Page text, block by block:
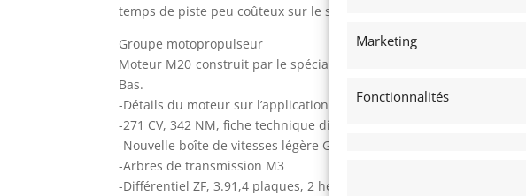
Marketing
Fonctionnalités
temps de piste peu coûteux sur le simulateur.
Groupe motopropulseur
Moteur M20 construit par le spécialiste renommé M. Paul Welther de
Bas.
-Détails du moteur sur l’application
-271 CV, 342 NM, fiche technique disponible. Temps d’essai
-Nouvelle boîte de vitesses légère GR homologuée FIA. 0 heures .
-Arbres de transmission M3
-Différentiel ZF, 3.91,4 plaques, 2 heures